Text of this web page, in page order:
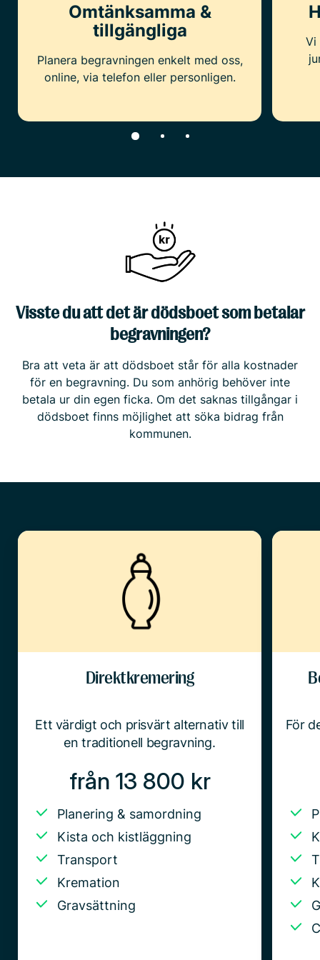
Omtänksamma &
tillgängliga
Planera begravningen enkelt med oss,
online, via telefon eller personligen.
Vi
Visste du att det är dödsboet som betalar
begravningen?
Bra att veta är att dödsboet står för alla kostnader
för en begravning. Du som anhörig behöver inte
betala ur din egen ficka. Om det saknas tillgångar i
dödsboet finns möjlighet att söka bidrag från
kommunen.
Direktkremering
Ett värdigt och prisvärt alternativ till
en traditionell begravning.
från 13 800 kr
Planering & samordning
Kista och kistläggning
Transport
Kremation
Gravsättning
För